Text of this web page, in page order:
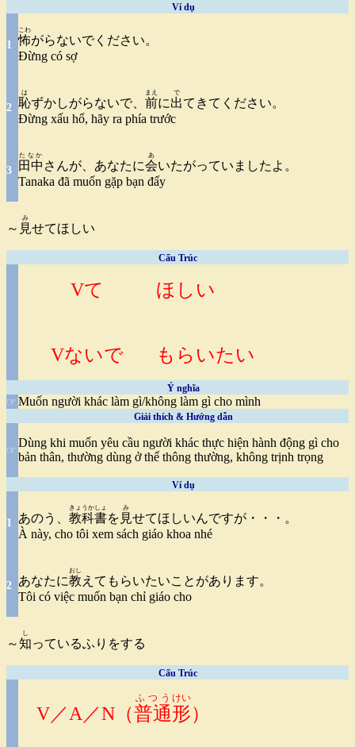
Ví dụ
1 怖
こわ
がらないでください。
Đừng có sợ
2 恥
は
ずかしがらないで、 前
まえ
に出
で
てきてください。
Đừng xấu hổ, hãy ra phía trước
3 田中
たなか
さんが、あなたに会
あ
いたがっていましたよ。
Tanaka đã muốn gặp bạn đấy
～ 見
み
せてほしい
Cấu Trúc
Vて
Vないで
ほしい
もらいたい
Ý nghĩa
☞ Muốn người khác làm gì/không làm gì cho mình
Giải thích & Hướng dẫn
☞
Dùng khi muốn yêu cầu người khác thực hiện hành động gì cho
bản thân, thường dùng ở thể thông thường, không trịnh trọng
Ví dụ
1 あのう、 教科書
きょうかしょ
を 見
み
せてほしいんですが・・・。
À này, cho tôi xem sách giáo khoa nhé
2 あなたに教
おし
えてもらいたいことがあります。
Tôi có việc muốn bạn chỉ giáo cho
～知
し
っているふりをする
Cấu Trúc
V／A／N（普通
ふつう
形
けい
）